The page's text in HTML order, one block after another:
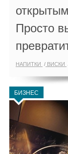
Просто
НАПИТКИ ВИСКИ
БИЗНЕС